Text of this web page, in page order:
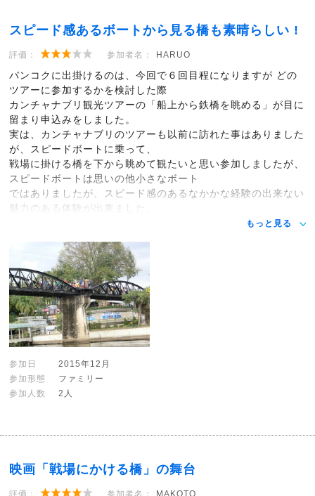
スピード感あるボートから見る橋も素晴らしい !
評価： 参加者名： HARUO
バンコクに出掛けるのは、今回で６回目程になりますが どの
ツアーに参加するかを検討した際
カンチャナブリ観光ツアーの「船上から鉄橋を眺める」が目に
留まり申込みをしました。
実は、カンチャナブリのツアーも以前に訪れた事はありました
が、スピードボートに乗って、
戦場に掛ける橋を下から眺めて観たいと思い参加しましたが、
スピードボートは思いの他小さなボート
ではありましたが、スピード感のあるなかかな経験の出来ない
魅力のある体験が出来ました。
もっと見る
参加日
2015年12月
参加形態
ファミリー
参加人数
2人
映画「戦場にかける橋」の舞台